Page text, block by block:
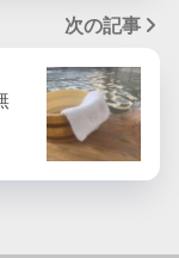
次の記事